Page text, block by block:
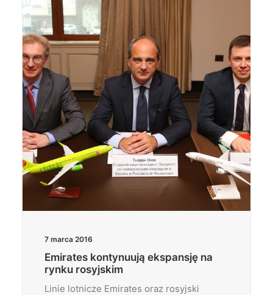
7 marca 2016
Emirates kontynuują ekspansję na
rynku rosyjskim
Linie lotnicze Emirates oraz rosyjski